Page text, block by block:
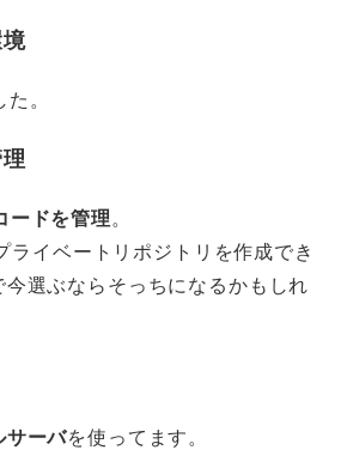
。
ドを管理 。
ライベートリポジトリを作成でき
今選ぶならそっちになるかもしれ
サーバを使ってます。